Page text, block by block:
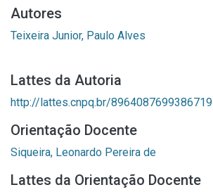
Autores
Teixeira Junior, Paulo Alves
Lattes da Autoria
http://lattes.cnpq.br/8964087699386719
Orientação Docente
Siqueira, Leonardo Pereira de
Lattes da Orientação Docente